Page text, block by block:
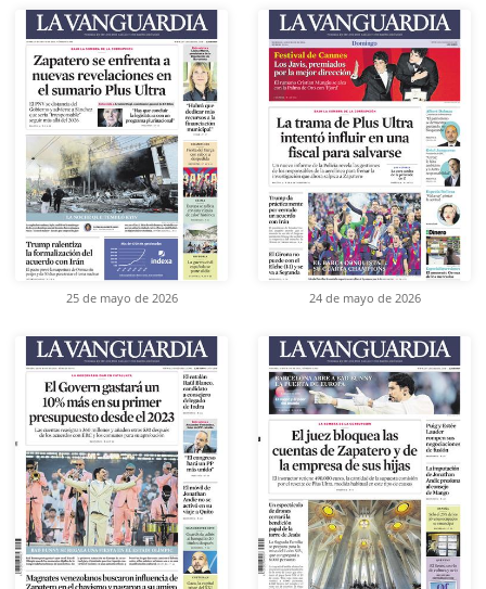
25 de mayo de 2026 24 de mayo de 2026